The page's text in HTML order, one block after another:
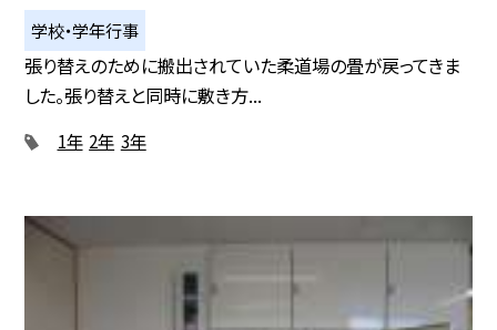
学校・学年行事
張り替えのために搬出されていた柔道場の畳が戻ってきま
した。張り替えと同時に敷き方...
1年 2年 3年